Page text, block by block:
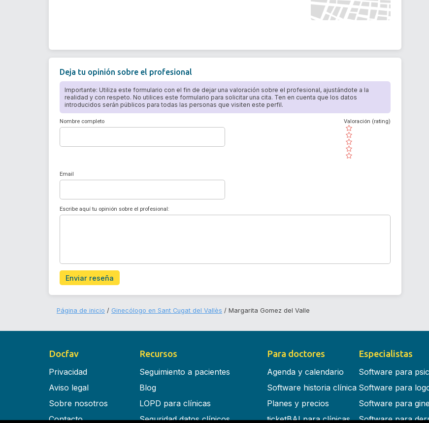
Deja tu opinión sobre el profesional
Importante: Utiliza este formulario con el fin de dejar una valoración sobre el profesional, ajustándote a la
realidad y con respeto. No utilices este formulario para solicitar una cita. Ten en cuenta que los datos
introducidos serán públicos para todas las personas que visiten este perfil.
Nombre completo
( )
( )
( )
( )
( )
Valoración (rating)
Email
Escribe aquí tu opinión sobre el profesional:
Enviar reseña
Página de inicio Ginecólogo en Sant Cugat del Vallès Margarita Gomez del Valle
Docfav
Privacidad
Aviso legal
Sobre nosotros
Contacto
Recursos
Seguimiento a pacientes
Blog
LOPD para clínicas
Seguridad datos clínicos
Para doctores
Agenda y calendario
Software historia clínica
Planes y precios
ticketBAI para clínicas
Especialistas
Software para
Software para
Software para
Software para